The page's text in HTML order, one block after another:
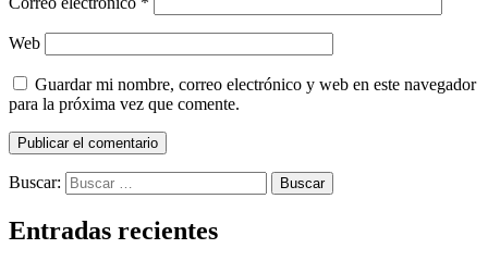
Web
Guardar mi nombre, correo electrónico y web en este navegador
para la próxima vez que comente.
Buscar:
Entradas recientes